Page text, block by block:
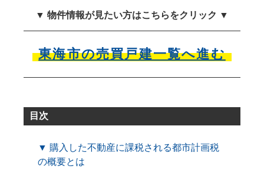
▼ 物件情報が見たい方はこちらをクリック ▼
東海市の売買戸建一覧へ進む
目次
▼ 購入した不動産に課税される都市計画税
の概要とは